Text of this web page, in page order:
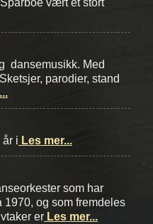
vært et stort
dansemusikk. Med
parodier, stand
i Les mer...
som har
1970, og som fremdeles
erLes mer...